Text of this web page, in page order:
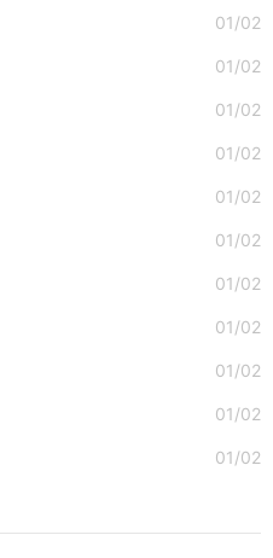
01/02
01/02
01/02
01/02
01/02
01/02
01/02
01/02
01/02
01/02
01/02